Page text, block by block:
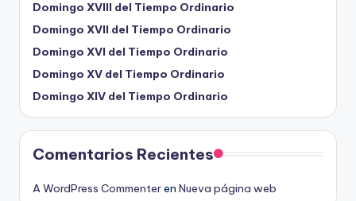
Domingo XVIII del Tiempo Ordinario
Domingo XVII del Tiempo Ordinario
Domingo XVI del Tiempo Ordinario
Domingo XV del Tiempo Ordinario
Domingo XIV del Tiempo Ordinario
Comentarios Recientes
A WordPress Commenteren Nueva página web